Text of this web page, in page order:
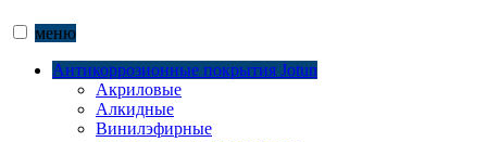
меню
Антикоррозионные покрытия Jotun
Акриловые
Алкидные
Винилэфирные